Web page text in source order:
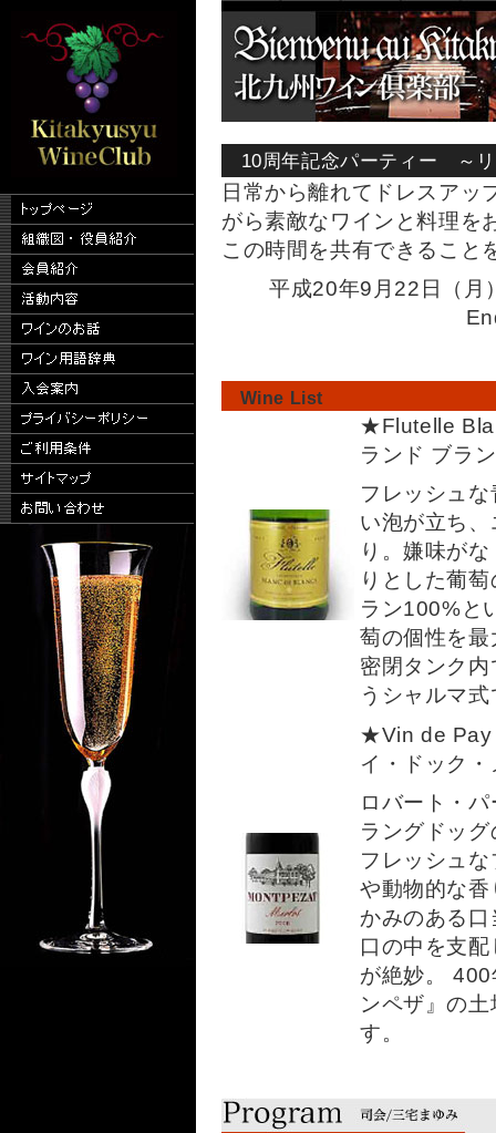
10周年記念パーティー ～リ
日常から離れてドレスアッ
がら素敵なワインと料理を
この時間を共有できること
平成20年9月22日（
Wine List
★Flutelle
ランド ブラン
フレッシュ
い泡が立ち
り。嫌味が
りとした葡
ラン100%と
萄の個性を
密閉タンク
うシャルマ
★Vin de Pay
イ・ドック
ロバート・
ラングドッ
フレッシュ
や動物的な
かみのある
口の中を支
が絶妙。
ンペザ』の
す。